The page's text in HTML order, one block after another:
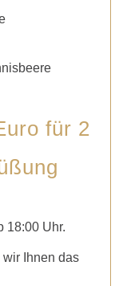
für 2
18:00 Uhr.
Ihnen das